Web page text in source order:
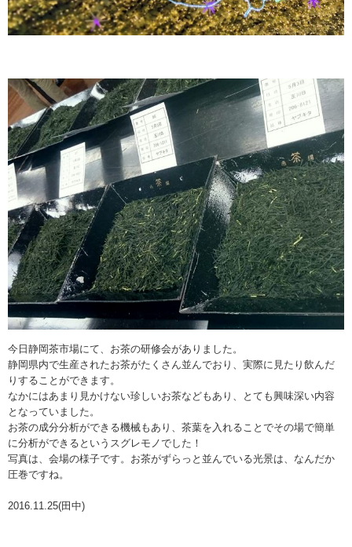
今日静岡茶市場にて、お茶の研修会がありました。
静岡県内で生産されたお茶がたくさん並んでおり、実際に見たり飲んだ
りすることができます。
なかにはあまり見かけない珍しいお茶などもあり、とても興味深い内容
となっていました。
お茶の成分分析ができる機械もあり、茶葉を入れることでその場で簡単
に分析ができるというスグレモノでした！
写真は、会場の様子です。お茶がずらっと並んでいる光景は、なんだか
圧巻ですね。
2016.11.25(田中)